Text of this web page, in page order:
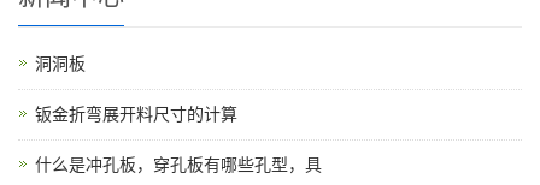
洞洞板
钣金折弯展开料尺寸的计算
什么是冲孔板，穿孔板有哪些孔型，具